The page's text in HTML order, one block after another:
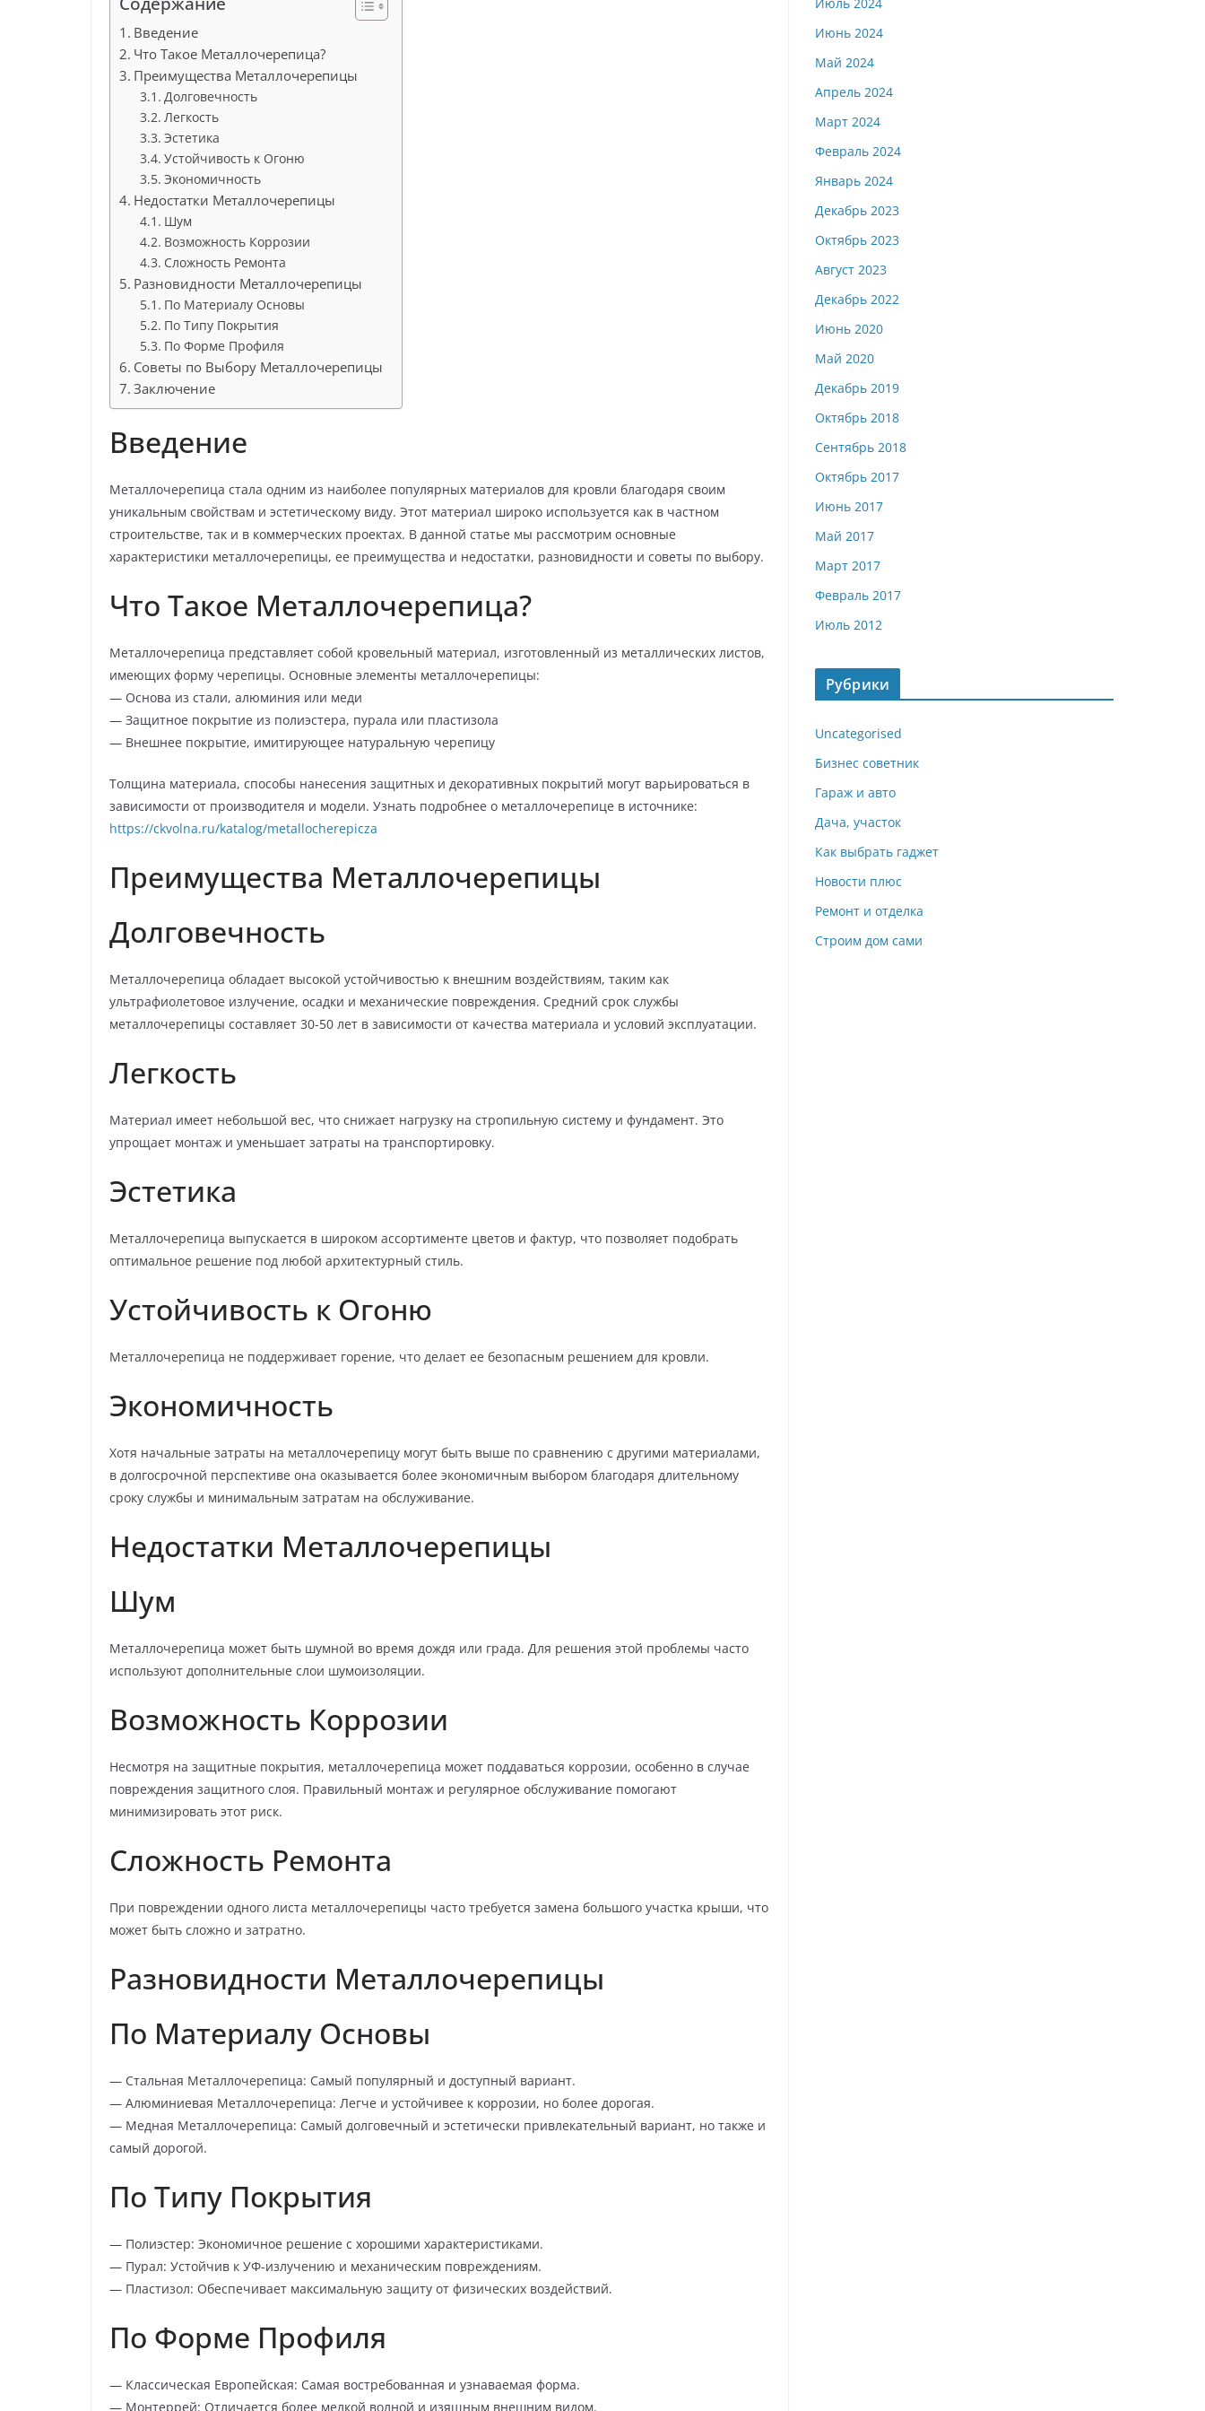
Введение
Что Такое Металлочерепица?
Преимущества Металлочерепицы
Долговечность
Легкость
Эстетика
Устойчивость к Огоню
Экономичность
Недостатки Металлочерепицы
Шум
Возможность Коррозии
Сложность Ремонта
Разновидности Металлочерепицы
По Материалу Основы
По Типу Покрытия
По Форме Профиля
Советы по Выбору Металлочерепицы
Заключение
Введение
Металлочерепица стала одним из наиболее популярных материалов для кровли благодаря своим
уникальным свойствам и эстетическому виду. Этот материал широко используется как в частном
строительстве, так и в коммерческих проектах. В данной статье мы рассмотрим основные
характеристики металлочерепицы, ее преимущества и недостатки, разновидности и советы по выбору.
Что Такое Металлочерепица?
Металлочерепица представляет собой кровельный материал, изготовленный из металлических листов,
имеющих форму черепицы. Основные элементы металлочерепицы:
— Основа из стали, алюминия или меди
— Защитное покрытие из полиэстера, пурала или пластизола
— Внешнее покрытие, имитирующее натуральную черепицу
Толщина материала, способы нанесения защитных и декоративных покрытий могут варьироваться в
зависимости от производителя и модели. Узнать подробнее о металлочерепице в источнике:
https://ckvolna.ru/katalog/metallocherepicza
Преимущества Металлочерепицы
Долговечность
Металлочерепица обладает высокой устойчивостью к внешним воздействиям, таким как
ультрафиолетовое излучение, осадки и механические повреждения. Средний срок службы
металлочерепицы составляет 30-50 лет в зависимости от качества материала и условий эксплуатации.
Легкость
Материал имеет небольшой вес, что снижает нагрузку на стропильную систему и фундамент. Это
упрощает монтаж и уменьшает затраты на транспортировку.
Эстетика
Металлочерепица выпускается в широком ассортименте цветов и фактур, что позволяет подобрать
оптимальное решение под любой архитектурный стиль.
Устойчивость к Огоню
Металлочерепица не поддерживает горение, что делает ее безопасным решением для кровли.
Экономичность
Хотя начальные затраты на металлочерепицу могут быть выше по сравнению с другими материалами,
в долгосрочной перспективе она оказывается более экономичным выбором благодаря длительному
сроку службы и минимальным затратам на обслуживание.
Недостатки Металлочерепицы
Шум
Металлочерепица может быть шумной во время дождя или града. Для решения этой проблемы часто
используют дополнительные слои шумоизоляции.
Возможность Коррозии
Несмотря на защитные покрытия, металлочерепица может поддаваться коррозии, особенно в случае
повреждения защитного слоя. Правильный монтаж и регулярное обслуживание помогают
минимизировать этот риск.
Сложность Ремонта
При повреждении одного листа металлочерепицы часто требуется замена большого участка крыши, что
может быть сложно и затратно.
Разновидности Металлочерепицы
По Материалу Основы
— Стальная Металлочерепица: Самый популярный и доступный вариант.
— Алюминиевая Металлочерепица: Легче и устойчивее к коррозии, но более дорогая.
— Медная Металлочерепица: Самый долговечный и эстетически привлекательный вариант, но также и
самый дорогой.
По Типу Покрытия
— Полиэстер: Экономичное решение с хорошими характеристиками.
— Пурал: Устойчив к УФ-излучению и механическим повреждениям.
— Пластизол: Обеспечивает максимальную защиту от физических воздействий.
По Форме Профиля
— Классическая Европейская: Самая востребованная и узнаваемая форма.
— Монтеррей: Отличается более мелкой волной и изящным внешним видом.
Июнь 2024
Май 2024
Апрель 2024
Март 2024
Февраль 2024
Январь 2024
Декабрь 2023
Октябрь 2023
Август 2023
Декабрь 2022
Июнь 2020
Май 2020
Декабрь 2019
Октябрь 2018
Сентябрь 2018
Октябрь 2017
Июнь 2017
Май 2017
Март 2017
Февраль 2017
Июль 2012
Рубрики
Uncategorised
Бизнес советник
Гараж и авто
Дача, участок
Как выбрать гаджет
Новости плюс
Ремонт и отделка
Строим дом сами